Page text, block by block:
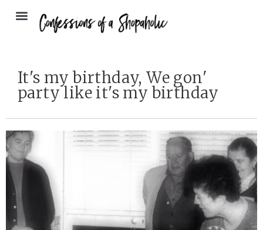
It's my birthday, We gon'
party like it's my birthday